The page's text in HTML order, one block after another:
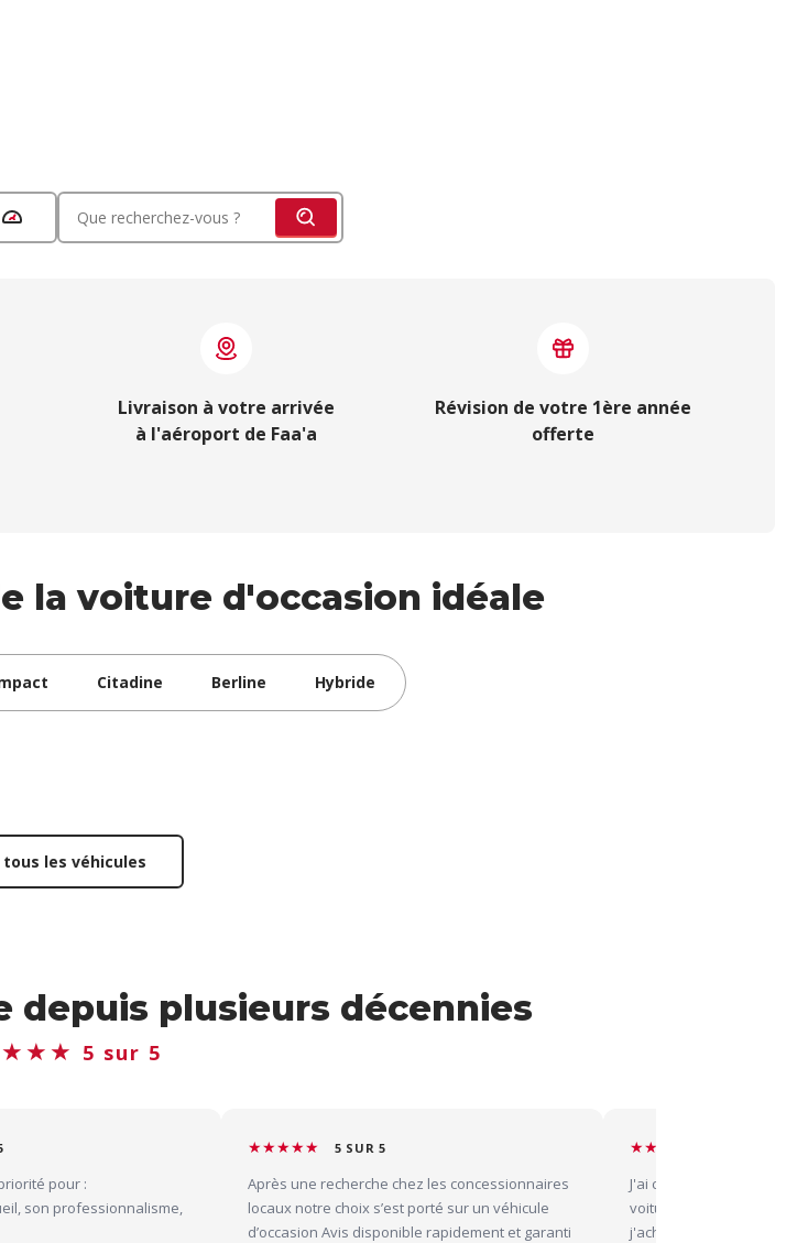
Livraison à votre arrivée
à l'aéroport de Faa'a
Révision de votre 1ère année
offerte
la voiture d'occasion idéale
Citadine Berline Hybride
tous les véhicules
depuis plusieurs décennies
5 sur 5
pour :
son professionnalisme,
★★★★★ 5 SUR 5
Après une recherche chez les concessionnaires
locaux notre choix s’est porté sur un véhicule
d’occasion Avis disponible rapidement et garanti
★★★★★
J'ai choisi Avis Occasion
voiture. Comme ce
j'achète auprès de Avis